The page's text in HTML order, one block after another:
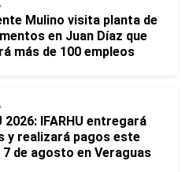
Mulino visita planta de
en Juan Díaz que
más de 100 empleos
2026: IFARHU entregará
y realizará pagos este
de agosto en Veraguas